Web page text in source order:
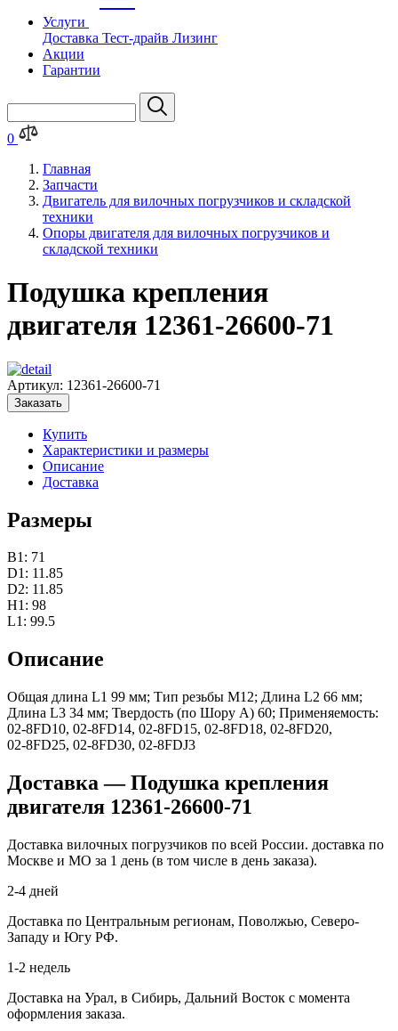
Услуги
Доставка Тест-драйв Лизинг
Акции
Гарантии
0
Главная
Запчасти
Двигатель для вилочных погрузчиков и складской
техники
Опоры двигателя для вилочных погрузчиков и
складской техники
Подушка крепления
двигателя 12361-26600-71
Артикул: 12361-26600-71
Заказать
Купить
Характеристики и размеры
Описание
Доставка
Размеры
B1: 71
D1: 11.85
D2: 11.85
H1: 98
L1: 99.5
Описание
Общая длина L1 99 мм; Тип резьбы M12; Длина L2 66 мм;
Длина L3 34 мм; Твердость (по Шору А) 60; Применяемость:
02‑8FD10, 02‑8FD14, 02‑8FD15, 02‑8FD18, 02‑8FD20,
02‑8FD25, 02‑8FD30, 02‑8FDJ3
Доставка — Подушка крепления
двигателя 12361-26600-71
Доставка вилочных погрузчиков по всей России. доставка по
Москве и МО за 1 день (в том числе в день заказа).
2-4 дней
Доставка по Центральным регионам, Поволжью, Северо-
Западу и Югу РФ.
1-2 недель
Доставка на Урал, в Сибирь, Дальний Восток с момента
оформления заказа.